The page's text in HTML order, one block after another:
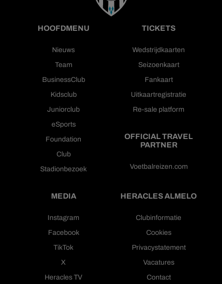
HOOFDMENU
Nieuws
Team
BusinessClub
Kidsclub
Juniorclub
eSports
Foundation
Club
Stadionbezoek
TICKETS
Wedstrijdkaarten
Seizoenkaart
Fankaart
Uitkaartregistratie
Re-sale platform
OFFICIAL TRAVEL
PARTNER
Voetbalreizen.com
MEDIA
Instagram
Facebook
TikTok
X
Heracles TV
HERACLES ALMELO
Clubinformatie
Cookies
Privacystatement
Vacatures
Contact